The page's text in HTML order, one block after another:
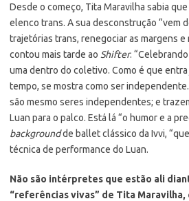
Desde o começo, Tita Maravilha sabia
elenco trans. A sua desconstrução “vem
trajetórias trans, renegociar as margens
contou mais tarde ao Shifter.
uma dentro do coletivo. Como é que
tempo, se mostra como ser
são mesmo seres independentes; e
Luan para o palco. Está lá “o humor e a
backgroundde ballet clássico da Ivvi,
técnica de performance do Luan.
Não são intérpretes que estão ali
“referências vivas” de Tita Maravilha,